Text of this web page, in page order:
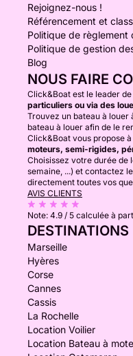
Rejoignez-nous !
Référencement et
Politique de règlement
Politique de gestion
Blog
NOUS FAIRE
Click&Boat est le leader de
particuliers ou via des
Trouvez un bateau à louer
bateau à louer afin de le
Click&Boat vous propose
moteurs, semi-rigides,
Choisissez votre durée de
semaine, ...) et contactez
directement toutes vos
AVIS CLIENTS
Note: 4.9 / 5 calculée à
DESTINATIONS
Marseille
Hyères
Corse
Cannes
Cassis
La Rochelle
Location Voilier
Location Bateau à